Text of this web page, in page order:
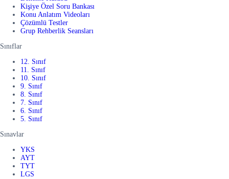
Kişiye Özel Soru Bankası
Konu Anlatım Videoları
Çözümlü Testler
Grup Rehberlik Seansları
Sınıflar
12. Sınıf
11. Sınıf
10. Sınıf
9. Sınıf
8. Sınıf
7. Sınıf
6. Sınıf
5. Sınıf
Sınavlar
YKS
AYT
TYT
LGS